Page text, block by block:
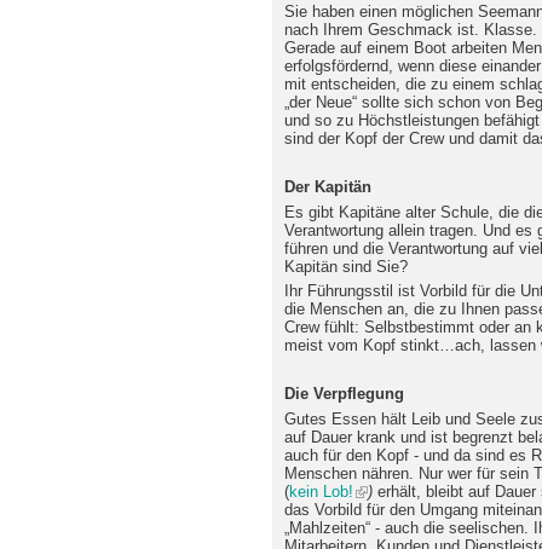
Sie haben einen möglichen
nach Ihrem Geschmack ist.
Gerade auf einem Boot arbeiten
erfolgsfördernd, wenn diese
mit entscheiden, die zu einem
„der Neue“ sollte sich schon von
und so zu Höchstleistungen
sind der Kopf der Crew und damit
Der Kapitän
Es gibt Kapitäne alter Schule, die
Verantwortung allein tragen. Und
führen und die Verantwortung auf
Kapitän sind Sie?
Ihr Führungsstil ist Vorbild für die
die Menschen an, die zu Ihnen
Crew fühlt: Selbstbestimmt oder an
meist vom Kopf stinkt…ach, lassen
Die Verpflegung
Gutes Essen hält Leib und Seele
auf Dauer krank und ist begrenzt
auch für den Kopf - und da sind es
Menschen nähren. Nur wer für sein
(kein Lob! ) erhält, bleibt auf
das Vorbild für den Umgang
„Mahlzeiten“ - auch die seelischen.
Mitarbeitern, Kunden und